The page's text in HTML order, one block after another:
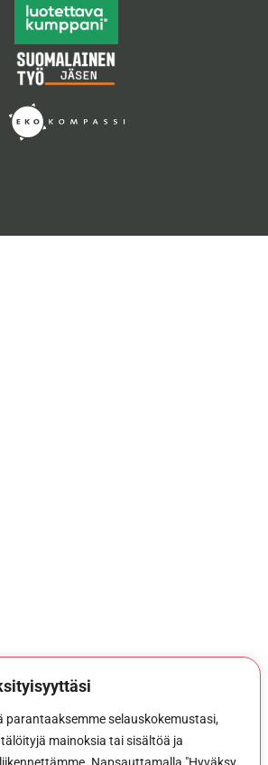
parantaaksemme selauskokemustasi,
mainoksia tai sisältöä ja